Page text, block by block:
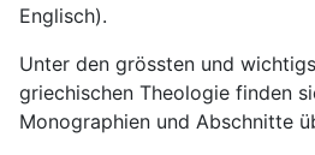
Englisch).
Unter den grössten und
griechischen Theologie finden
Monographien und Abschnitte